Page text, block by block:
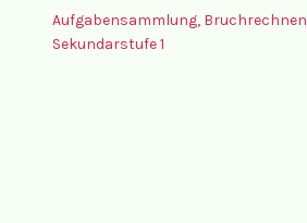
Aufgabensammlung, Bruchrechnen
Sekundarstufe 1